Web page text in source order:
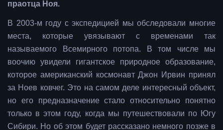
праотца Ноя.
В 2003-м году с экспедицией мы обследовали многие
места, которые увязывают с временами так
называемого Всемирного потопа. В том числе мы
воочию увидели гигантское природное образование,
которое американский космонавт Джон Ирвин принял
за Ноев ковчег. Это на самом деле интересный объект,
но его предназначение стало относительно понятно
только в этом году, когда мы путешествовали по Югу
Сибири. Но об этом будет рассказано немного позже в